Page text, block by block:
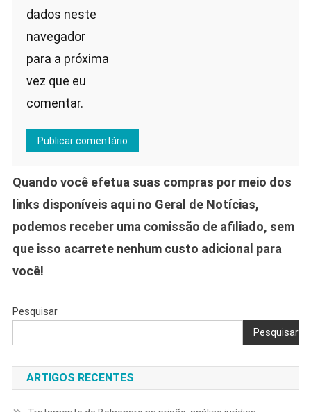
dados neste
navegador
para a próxima
vez que eu
comentar.
Quando você efetua suas compras por meio dos
links disponíveis aqui no Geral de Notícias,
podemos receber uma comissão de afiliado, sem
que isso acarrete nenhum custo adicional para
você!
Pesquisar
Pesquisar
ARTIGOS RECENTES